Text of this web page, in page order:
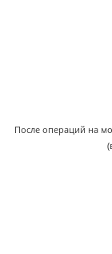
После операций на